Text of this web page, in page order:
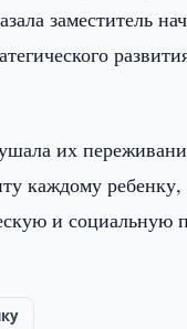
заместитель
их
каждому
и